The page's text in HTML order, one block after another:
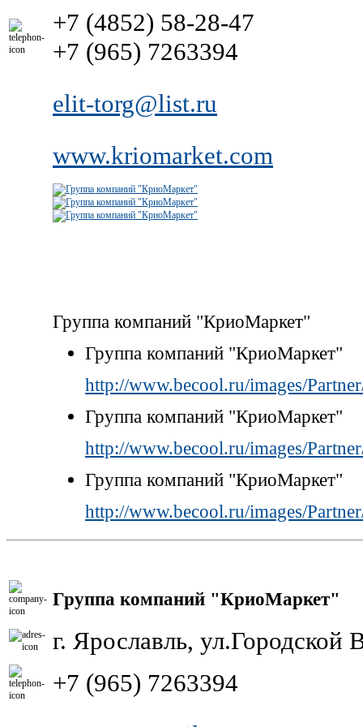
+7 (4852) 58-28-47
+7 (965) 7263394
elit-torg@list.ru
www.kriomarket.com
Группа компаний "КриоМаркет"
Группа компаний "КриоМаркет"
http://www.becool.ru/images/
Группа компаний "КриоМаркет"
http://www.becool.ru/images/
Группа компаний "КриоМаркет"
http://www.becool.ru/images/
Группа компаний "КриоМаркет"
г. Ярославль, ул.Городской
+7 (965) 7263394